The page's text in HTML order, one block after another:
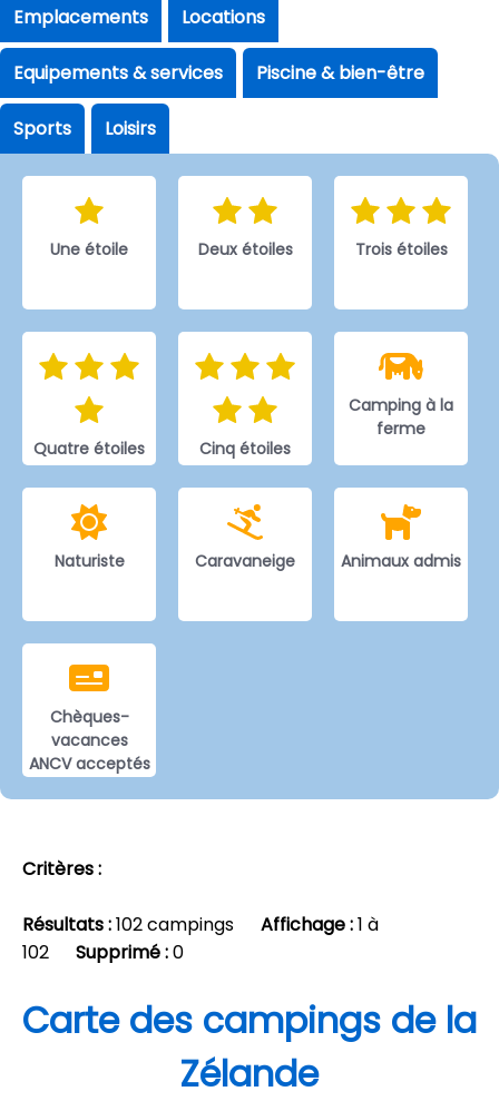
Une étoile Deux étoiles Trois étoiles
Quatre étoiles Cinq étoiles
Camping à la
ferme
Naturiste Caravaneige Animaux admis
Chèques-
vacances
ANCV acceptés
Emplacements Locations
Equipements & services Piscine & bien-être
Sports Loisirs
Critères :
Résultats :102 campings Affichage :1 à
102 Supprimé :0
Carte des campings de la
Zélande